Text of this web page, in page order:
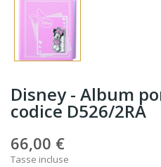
Disney - Album
codice D526/2RA
66,00 €
Tasse incluse